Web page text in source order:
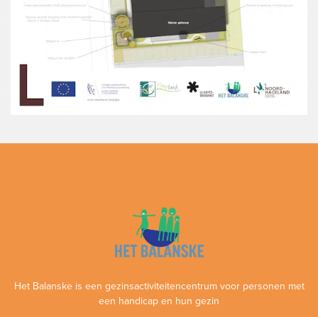
Het Balanske is een gezinsactiviteitencentrum voor personen met
een handicap en hun gezin